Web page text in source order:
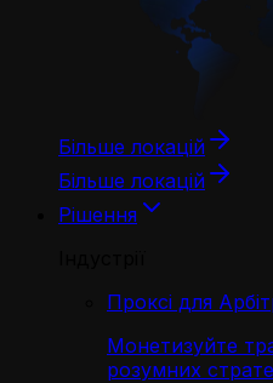
Більше локацій
Більше локацій
Рішення
Проксі для
Монетизуйте
розумних